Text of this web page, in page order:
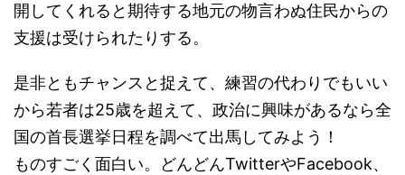
開してくれると期待する地元の物言わぬ住民からの
支援は受けられたりする。
是非ともチャンスと捉えて、練習の代わりでもいい
から若者は25歳を超えて、政治に興味があるなら全
国の首長選挙日程を調べて出馬してみよう！
ものすごく面白い。どんどんTwitterやFacebook、